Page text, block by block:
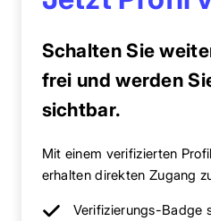
Schalten Sie
frei und werden
sichtbar.
Mit einem verifizierten
erhalten direkten Zugang
Verifizierungs-Badge